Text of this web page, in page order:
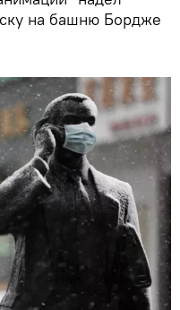
на башню Бордже